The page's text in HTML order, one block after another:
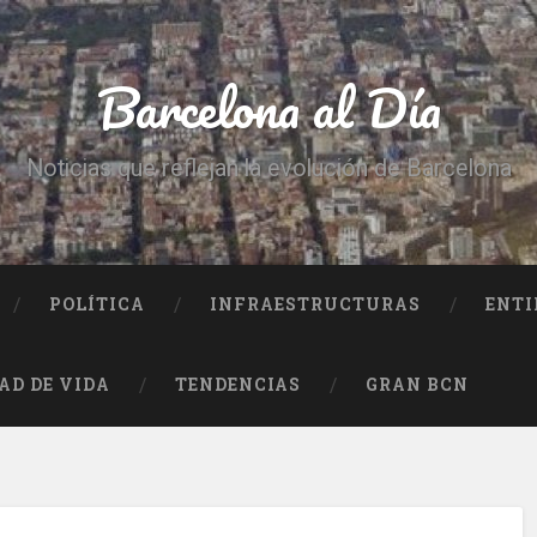
Barcelona al Día
Noticias que reflejan la evolución de Barcelona
POLÍTICA INFRAESTRUCTURAS
DE VIDA TENDENCIAS GRAN BCN